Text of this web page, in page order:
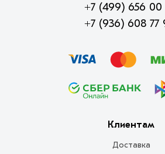
+7 (499) 656 00
+7 (936) 608 77
Клиентам
Доставка